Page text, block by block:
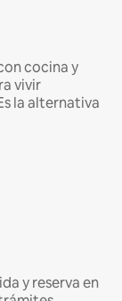
cocina y
vivir
la alternativa
y reserva en